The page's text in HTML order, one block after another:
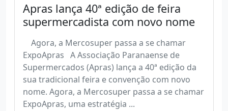
Apras lança 40ª edição de feira
supermercadista com novo nome
Agora, a Mercosuper passa a se chamar
ExpoApras A Associação Paranaense de
Supermercados (Apras) lança a 40ª edição da
sua tradicional feira e convenção com novo
nome. Agora, a Mercosuper passa a se chamar
ExpoApras, uma estratégia ...